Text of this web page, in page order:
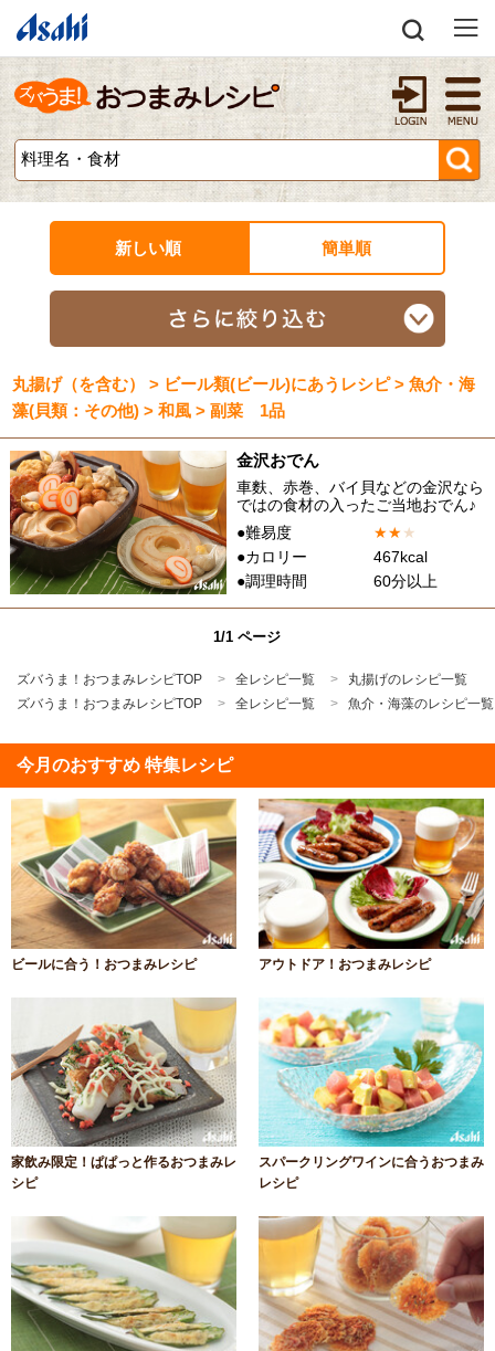
新しい順 簡単順
丸揚げ（を含む） > ビール類(ビール)にあうレシピ > 魚介・海
藻(貝類：その他) > 和風 > 副菜 1品
金沢おでん
車麩、赤巻、バイ貝などの金沢なら
ではの食材の入ったご当地おでん♪
●難易度
★★★
●カロリー
467kcal
●調理時間
60分以上
1/1 ページ
ズバうま！おつまみレシピTOP 全レシピ一覧
丸揚げのレシピ一覧
ズバうま！おつまみレシピTOP
全レシピ一覧 魚介・海藻のレシピ一覧
今月のおすすめ 特集レシピ
ビールに合う！おつまみレシピ アウトドア！おつまみレシピ
家飲み限定！ぱぱっと作るおつまみレ
シピ
スパークリングワインに合うおつまみ
レシピ